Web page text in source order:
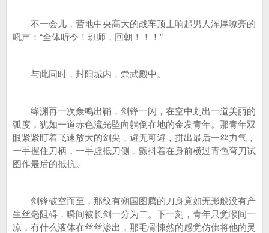
不一会儿，营地中央高大的战车顶上响起男人浑厚嘹亮的
吼声：“全体听令！班师，回朝！！！”
与此同时，封阳城内，崇武殿中。
绛渊再一次轰鸣出鞘，剑锋一闪，在空中划出一道美丽的
弧度，犹如一道赤色流光坠向躺倒在地的金发青年。那青年双
眼紧紧盯着飞速放大的剑尖，避无可避，拼出最后一丝力气，
一手握住刀柄，一手虚抵刀侧，颤抖着在身前横过青色弯刀试
图作最后的抵抗。
剑锋破空而至，那纹有朔国图腾的刀身竟如无形般没有产
生丝毫阻碍，瞬间被长剑一分为二。下一刻，青年只觉喉间一
凉，有什么液体在丝丝渗出，那毛骨悚然的感觉仿佛将他的灵